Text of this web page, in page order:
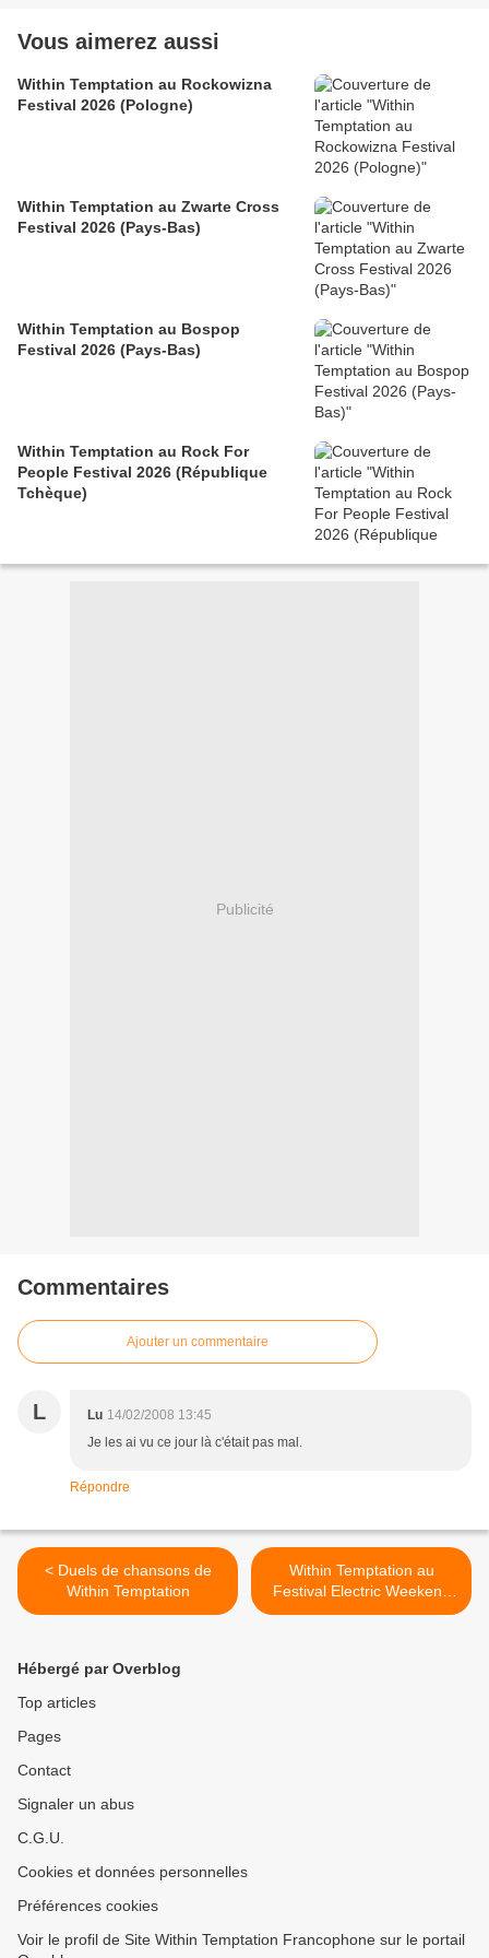
Vous aimerez aussi
Within Temptation au Rockowizna
Festival 2026 (Pologne)
Within Temptation au Zwarte Cross
Festival 2026 (Pays-Bas)
Within Temptation au Bospop
Festival 2026 (Pays-Bas)
Within Temptation au Rock For
People Festival 2026 (République
Tchèque)
Publicité
Commentaires
Ajouter un commentaire
L Lu 14/02/2008 13:45
Je les ai vu ce jour là c'était pas mal.
Répondre
< Duels de chansons de
Within Temptation
Within Temptation au
Festival Electric Weekend
en Espagne >
Hébergé par Overblog
Top articles
Pages
Contact
Signaler un abus
C.G.U.
Cookies et données personnelles
Préférences cookies
Voir le profil de Site Within Temptation Francophone sur le portail